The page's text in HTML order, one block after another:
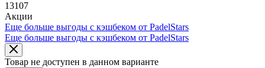
13107
Акции
Еще больше выгоды с кэшбеком от PadelStars
Еще больше выгоды с кэшбеком от PadelStars
Товар не доступен в данном варианте